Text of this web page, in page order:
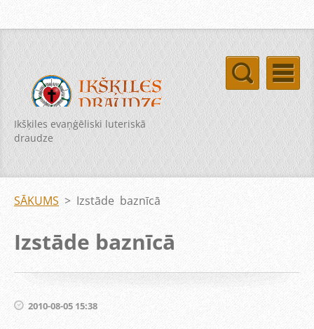
Ikšķiles evaņģēliski luteriskā
draudze
SĀKUMS > Izstāde baznīcā
Izstāde baznīcā
2010-08-05 15:38